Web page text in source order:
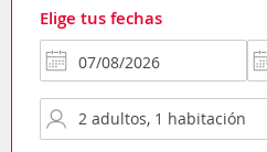
Elige tus fechas